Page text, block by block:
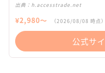
出典： h.accesstrade.net
¥2,980〜 （2026/08/08 時点）
公式サ